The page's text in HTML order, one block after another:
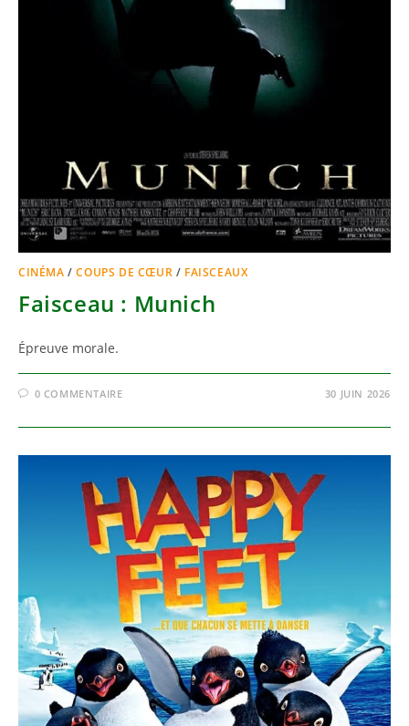
CINÉMA /COUPS DE CŒUR / FAISCEAUX
Faisceau : Munich
Épreuve morale.
0 COMMENTAIRE 30 JUIN 2026